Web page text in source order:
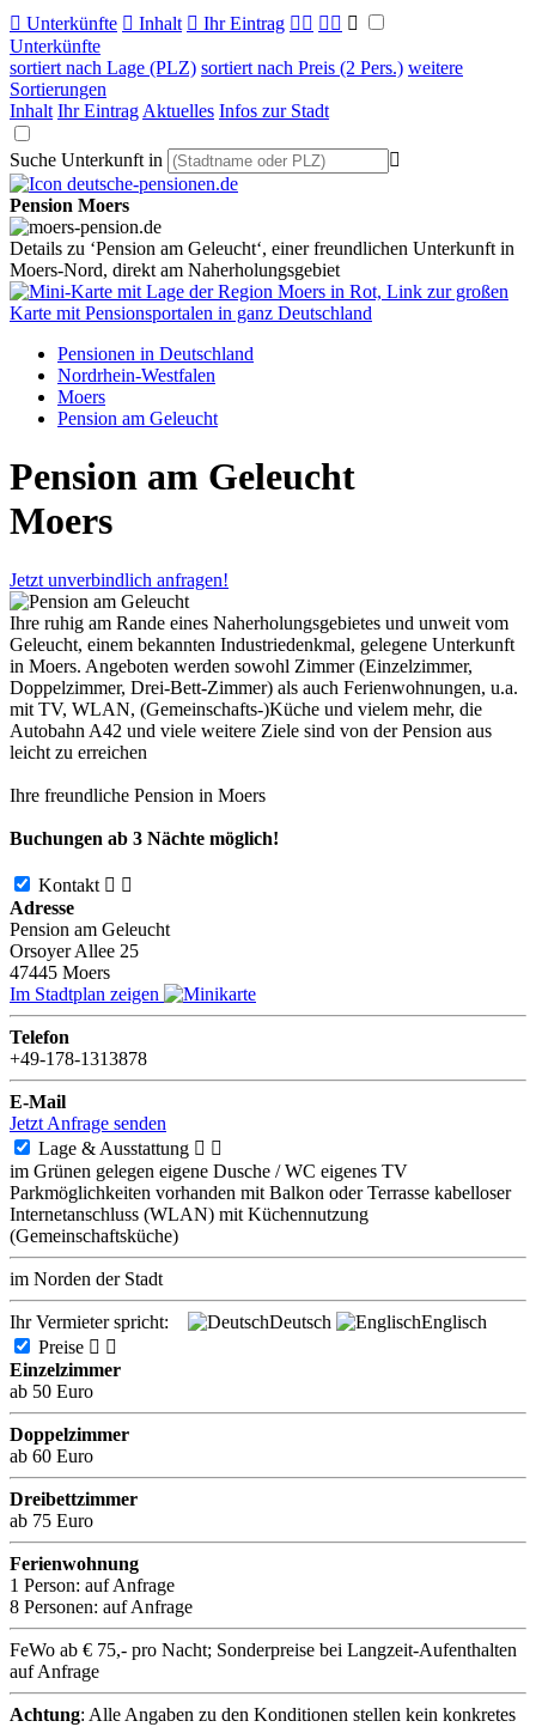
 Unterkünfte  Inhalt  Ihr Eintrag   
Unterkünfte
sortiert nach Lage (PLZ) sortiert nach Preis (2 Pers.) weitere
Sortierungen
Inhalt Ihr Eintrag Aktuelles Infos zur Stadt
Suche Unterkunft in 
Pension Moers
Details zu ‘Pension am Geleucht‘, einer freundlichen Unterkunft in
Moers-Nord, direkt am Naherholungsgebiet
Pensionen in Deutschland
Nordrhein-Westfalen
Moers
Pension am Geleucht
Pension am Geleucht
Moers
Jetzt unverbindlich anfragen!
Ihre ruhig am Rande eines Naherholungsgebietes und unweit vom
Geleucht, einem bekannten Industriedenkmal, gelegene Unterkunft
in Moers. Angeboten werden sowohl Zimmer (Einzelzimmer,
Doppelzimmer, Drei-Bett-Zimmer) als auch Ferienwohnungen, u.a.
mit TV, WLAN, (Gemeinschafts-)Küche und vielem mehr, die
Autobahn A42 und viele weitere Ziele sind von der Pension aus
leicht zu erreichen
Ihre freundliche Pension in Moers
Buchungen ab 3 Nächte möglich!
Kontakt  
Adresse
Pension am Geleucht
Orsoyer Allee 25
47445 Moers
Im Stadtplan zeigen
Telefon
+49-178-1313878
E-Mail
Jetzt Anfrage senden
Lage & Ausstattung  
im Grünen gelegen eigene Dusche / WC eigenes TV
Parkmöglichkeiten vorhanden mit Balkon oder Terrasse kabelloser
Internetanschluss (WLAN) mit Küchennutzung
(Gemeinschaftsküche)
im Norden der Stadt
Ihr Vermieter spricht: Deutsch
Englisch
Preise  
Einzelzimmer
ab 50 Euro
Doppelzimmer
ab 60 Euro
Dreibettzimmer
ab 75 Euro
Ferienwohnung
1 Person: auf Anfrage
8 Personen: auf Anfrage
FeWo ab € 75,- pro Nacht; Sonderpreise bei Langzeit-Aufenthalten
auf Anfrage
Achtung: Alle Angaben zu den Konditionen stellen kein konkretes